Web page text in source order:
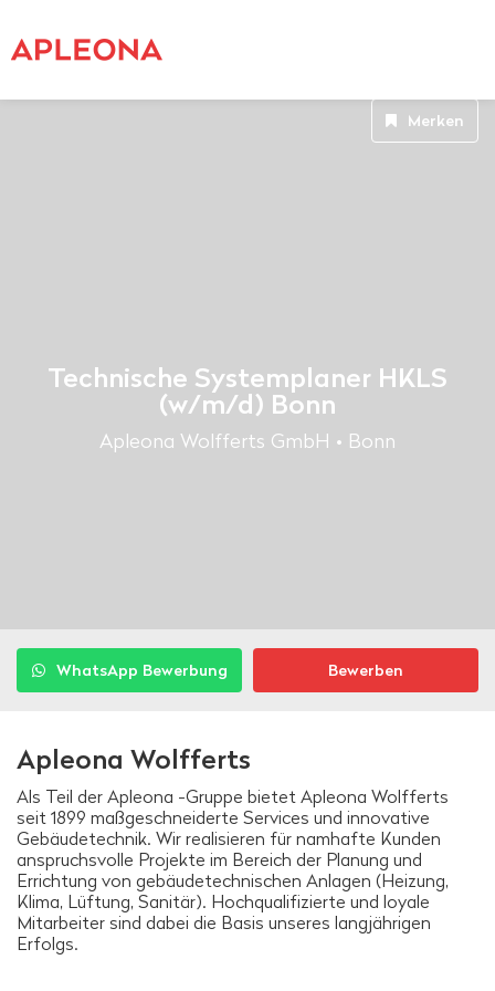
Technische Systemplaner HKLS
(w/m/d) Bonn
Apleona Wolfferts GmbH • Bonn
Merken
WhatsApp Bewerbung Bewerben
Apleona Wolfferts
Als Teil der Apleona -Gruppe bietet Apleona Wolfferts
seit 1899 maßgeschneiderte Services und innovative
Gebäudetechnik. Wir realisieren für namhafte Kunden
anspruchsvolle Projekte im Bereich der Planung und
Errichtung von gebäudetechnischen Anlagen (Heizung,
Klima, Lüftung, Sanitär). Hochqualifizierte und loyale
Mitarbeiter sind dabei die Basis unseres langjährigen
Erfolgs.